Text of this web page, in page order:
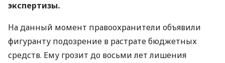
экспертизы.
На данный момент правоохранители объявили
фигуранту подозрение в растрате бюджетных
средств. Ему грозит до восьми лет лишения